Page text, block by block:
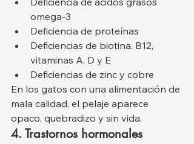
omega-3
Deficiencia de proteínas
Deficiencias de biotina, B12,
vitaminas A, D y E
Deficiencias de zinc y cobre
En los gatos con una alimentación de
mala calidad, el pelaje aparece
opaco, quebradizo y sin vida.
4. Trastornos hormonales